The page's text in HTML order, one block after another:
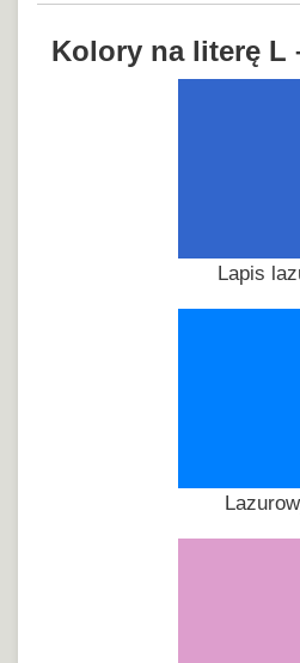
Kolory na literę L
Lapis